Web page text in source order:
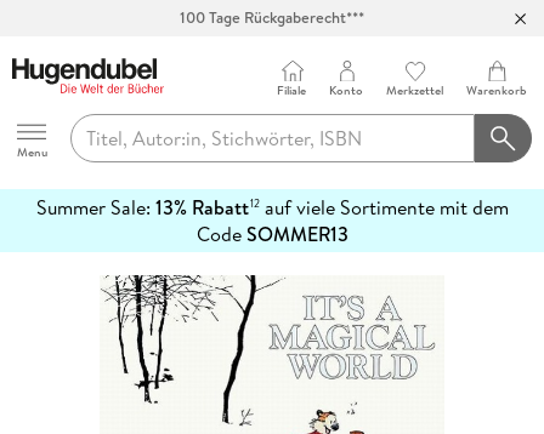
100 Tage Rückgaberecht***
Hugendubel
Menu
Filiale Konto Merkzettel Warenkorb
Summer Sale: 13% Rabatt12auf viele Sortimente mit dem
CodeSOMMER13
erfahren